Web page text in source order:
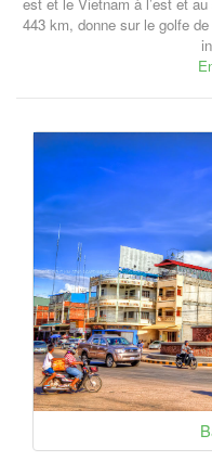
est et le Vietnam à l’est et
443 km, donne sur le golfe